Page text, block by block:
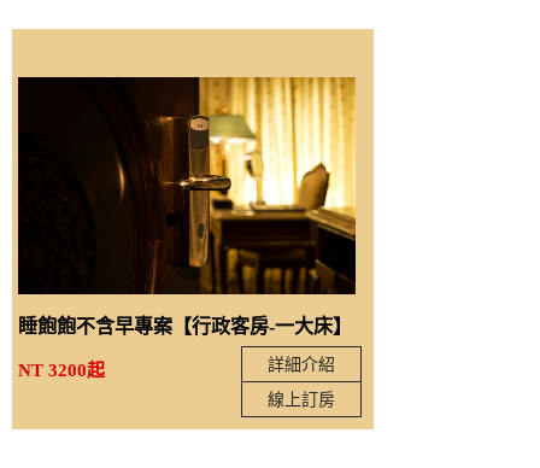
睡飽飽不含早專案【行政客房-一大床】
NT 3200起
詳細介紹
線上訂房